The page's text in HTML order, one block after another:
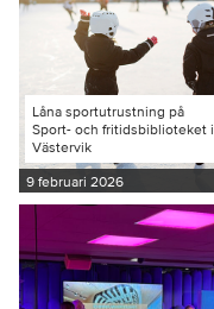
Låna sportutrustning på
Sport- och fritidsbiblioteket i
Västervik
9 februari 2026